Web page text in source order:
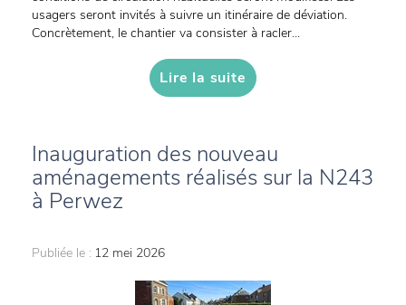
usagers seront invités à suivre un itinéraire de déviation.
Concrètement, le chantier va consister à racler...
Lire la suite
Inauguration des nouveau
aménagements réalisés sur la N243
à Perwez
Publiée le : 12 mei 2026